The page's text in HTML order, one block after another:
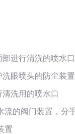
进行清洗的喷水口
眼喷头的防尘装置
洗用的喷水口
流的阀门装置，分
置